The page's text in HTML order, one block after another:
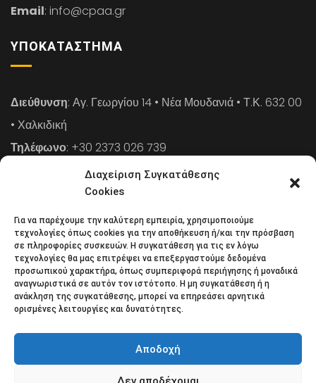
Διαχείριση Συγκατάθεσης
Cookies
Για να παρέχουμε την καλύτερη εμπειρία, χρησιμοποιούμε
τεχνολογίες όπως cookies για την αποθήκευση ή/και την πρόσβαση
σε πληροφορίες συσκευών. Η συγκατάθεση για τις εν λόγω
τεχνολογίες θα μας επιτρέψει να επεξεργαστούμε δεδομένα
προσωπικού χαρακτήρα, όπως συμπεριφορά περιήγησης ή μοναδικά
αναγνωριστικά σε αυτόν τον ιστότοπο. Η μη συγκατάθεση ή η
ανάκληση της συγκατάθεσης, μπορεί να επηρεάσει αρνητικά
ορισμένες λειτουργίες και δυνατότητες.
Αποδοχή
Email: info@cpaa.gr
ΥΠΟΚΑΤΆΣΤΗΜΑ
Διεύθυνση: Αγ. Γεωργίου 14 • Νέα Μουδανιά • Τ.Κ. 632 00
• Χαλκιδική
Τηλέφωνο: +30 2373 026 739
: +30 2373 026 739
: info@cpaa.gr
NEWSLETTER
Κάντε εγγραφή στο ηλεκτρονικό μας φυλλάδιο και μείνετε
στο επίκεντρο της οικονομικής επικαιρότητας.